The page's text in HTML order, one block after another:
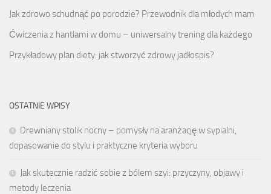
Jak zdrowo schudnąć po porodzie? Przewodnik dla młodych mam
Ćwiczenia z hantlami w domu – uniwersalny trening dla każdego
Przykładowy plan diety: jak stworzyć zdrowy jadłospis?
OSTATNIE WPISY
Drewniany stolik nocny – pomysły na aranżację w sypialni,
dopasowanie do stylu i praktyczne kryteria wyboru
Jak skutecznie radzić sobie z bólem szyi: przyczyny, objawy i
metody leczenia